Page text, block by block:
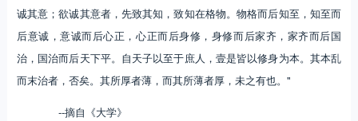
诚其意；欲诚其意者，先致其知，致知在格物。物格而后知至，知至而
后意诚，意诚而后心正，心正而后身修，身修而后家齐，家齐而后国
治，国治而后天下平。自天子以至于庶人，壹是皆以修身为本。其本乱
而末治者，否矣。其所厚者薄，而其所薄者厚，未之有也。"
--摘自《大学》